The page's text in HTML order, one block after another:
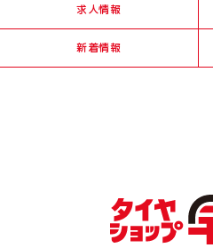
求人情報
新着情報